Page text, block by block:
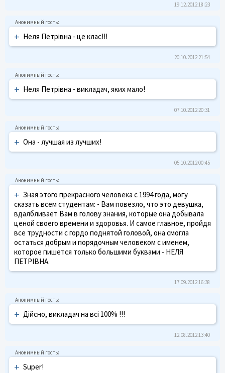
19.12.2012 18:23
+ Неля Петрівна - це клас!!!
20.10.2012 21:54
+ Неля Петрівна - викладач, яких мало!
07.10.2012 20:31
+ Она - лучшая из лучших!
05.10.2012 00:45
+ Зная этого прекрасного человека с 1994 года, могу
сказать всем студентам: - Вам повезло, что это девушка,
вдалбливает Вам в голову знания, которые она добывала
ценой своего времени и здоровья. И самое главное, пройдя
все трудности с гордо поднятой головой, она смогла
остаться добрым и порядочным человеком с именем,
которое пишется только большими буквами - НЕЛЯ
ПЕТРІВНА.
17.09.2012 16:38
+ Дійсно, викладач на всі 100% !!!
12.08.2012 13:40
+ Super!